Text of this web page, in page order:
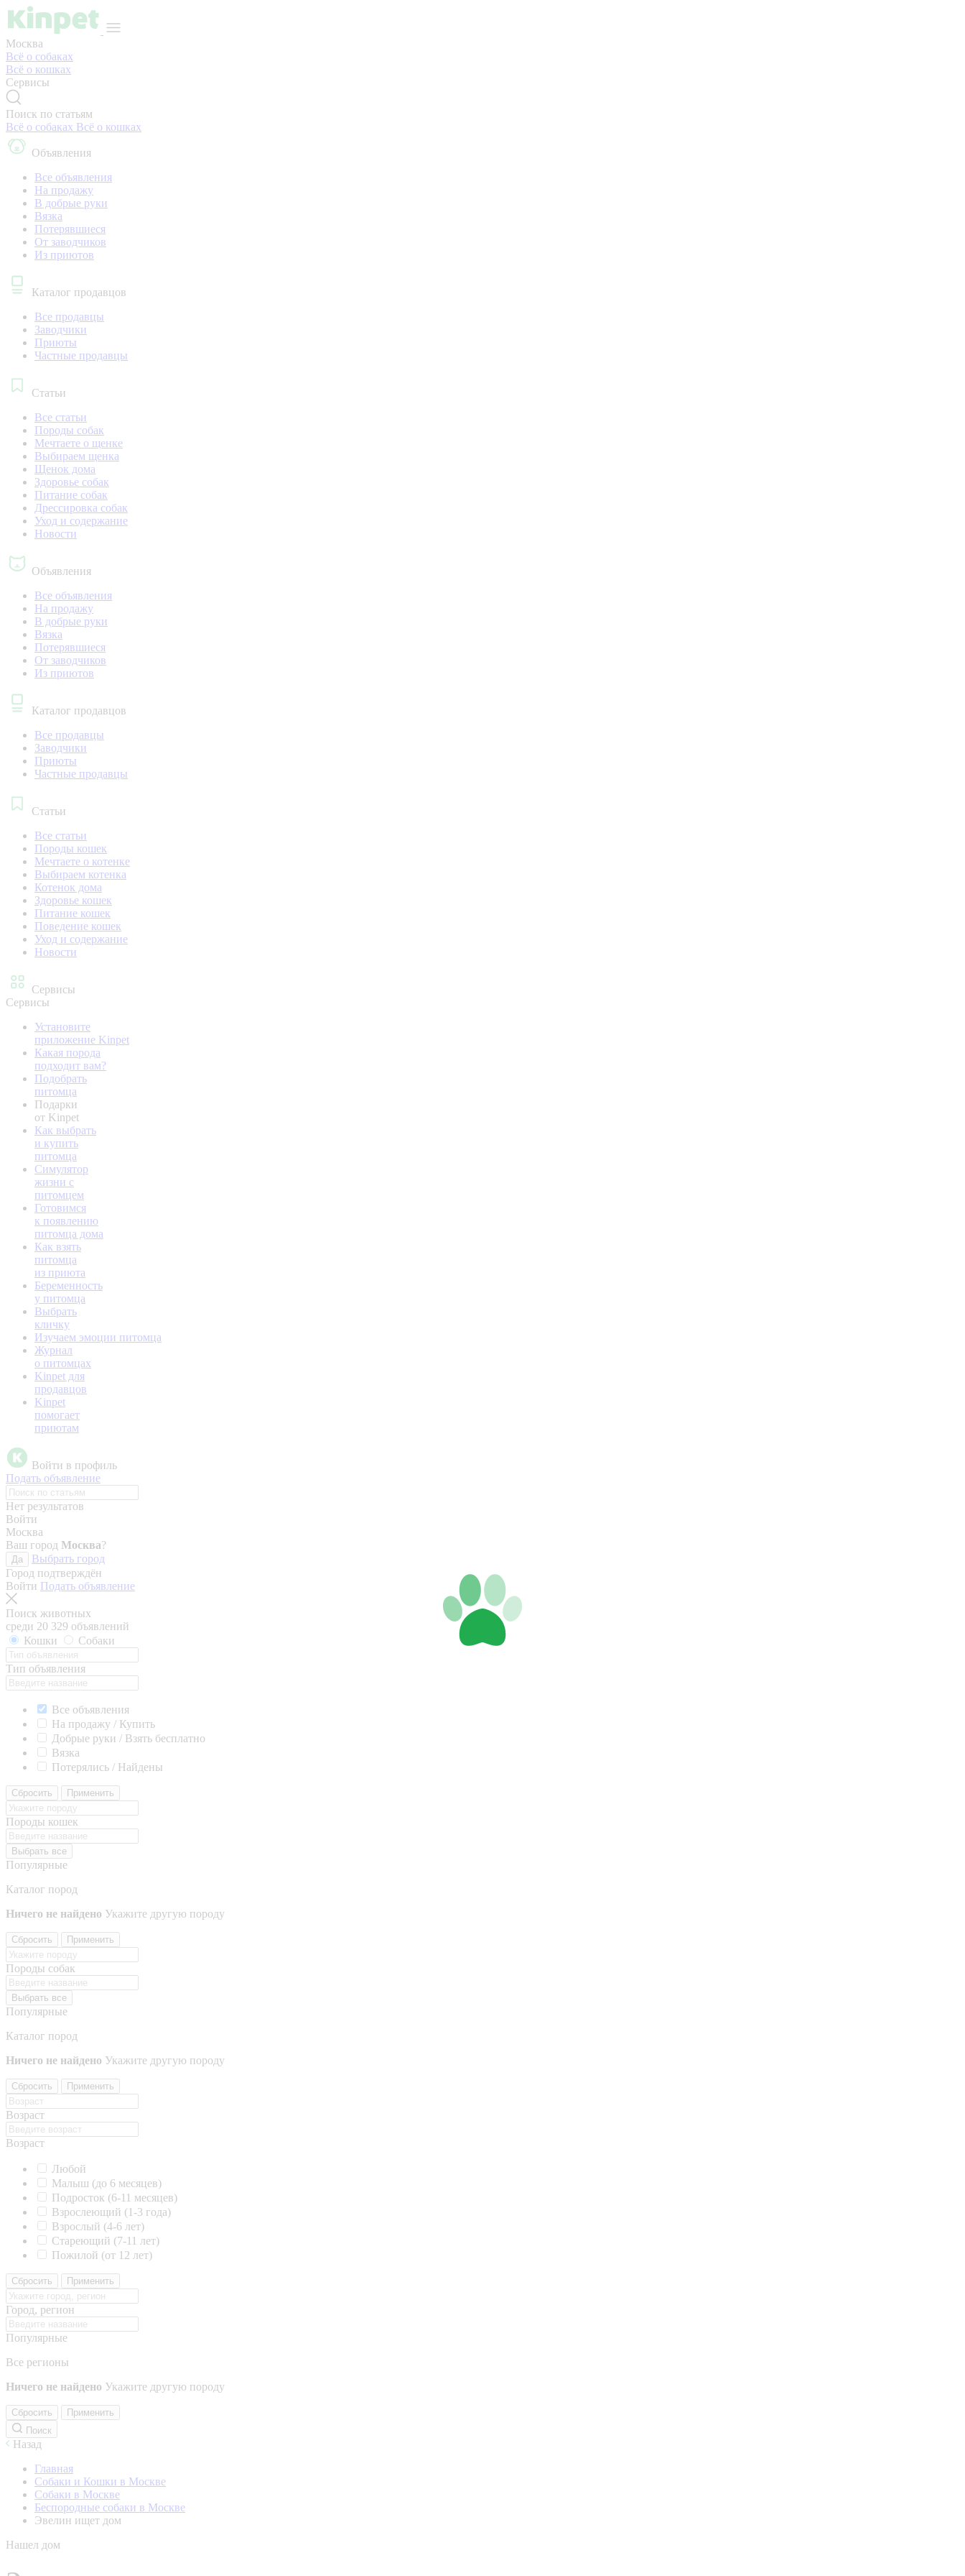
Москва
Всё о собаках
Всё о кошках
Сервисы
Поиск по статьям
Всё о собаках Всё о кошках
Объявления
Все объявления
На продажу
В добрые руки
Вязка
Потерявшиеся
От заводчиков
Из приютов
Каталог продавцов
Все продавцы
Заводчики
Приюты
Частные продавцы
Статьи
Все статьи
Породы собак
Мечтаете о щенке
Выбираем щенка
Щенок дома
Здоровье собак
Питание собак
Дрессировка собак
Уход и содержание
Новости
Объявления
Все объявления
На продажу
В добрые руки
Вязка
Потерявшиеся
От заводчиков
Из приютов
Каталог продавцов
Все продавцы
Заводчики
Приюты
Частные продавцы
Статьи
Все статьи
Породы кошек
Мечтаете о котенке
Выбираем котенка
Котенок дома
Здоровье кошек
Питание кошек
Поведение кошек
Уход и содержание
Новости
Сервисы
Сервисы
Установите
приложение Kinpet
Какая порода
подходит вам?
Подобрать
питомца
Подарки
от Kinpet
Как выбрать
и купить
питомца
Симулятор
жизни с
питомцем
Готовимся
к появлению
питомца дома
Как взять
питомца
из приюта
Беременность
у питомца
Выбрать
кличку
Изучаем эмоции питомца
Журнал
о питомцах
Kinpet для
продавцов
Kinpet
помогает
приютам
Войти в профиль
Подать объявление
Нет результатов
Войти
Москва
Ваш город Москва?
Да
Выбрать город
Город подтверждён
Войти Подать объявление
Поиск животных
среди 20 329 объявлений
Кошки
Собаки
Тип объявления
Все объявления
На продажу / Купить
Добрые руки / Взять бесплатно
Вязка
Потерялись / Найдены
Сбросить Применить
Породы кошек
Выбрать все
Популярные
Каталог пород
Ничего не найдено Укажите другую породу
Сбросить Применить
Породы собак
Выбрать все
Популярные
Каталог пород
Ничего не найдено Укажите другую породу
Сбросить Применить
Возраст
Возраст
Любой
Малыш (до 6 месяцев)
Подросток (6-11 месяцев)
Взрослеющий (1-3 года)
Взрослый (4-6 лет)
Стареющий (7-11 лет)
Пожилой (от 12 лет)
Сбросить Применить
Город, регион
Популярные
Все регионы
Ничего не найдено Укажите другую породу
Сбросить
Применить
Поиск
Назад
Главная
Собаки и Кошки в Москве
Собаки в Москве
Беспородные собаки в Москве
Эвелин ищет дом
Нашел дом